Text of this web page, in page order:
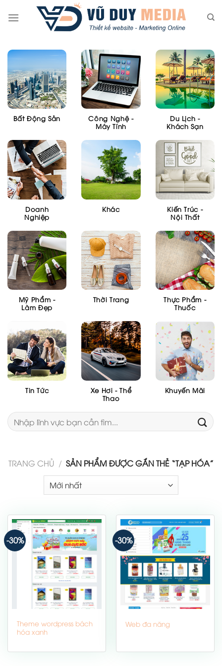
Bất Động Sản
Công Nghệ -
Máy Tính
Du Lịch -
Khách Sạn
Doanh
Nghiệp
Khác
Kiến Trúc -
Nội Thất
Mỹ Phẩm -
Làm Đẹp
Thời Trang
Thực Phẩm -
Thuốc
Tin Tức
Xe Hơi - Thể
Thao
Khuyến Mãi
Tìm
kiếm:
TRANG CHỦ / SẢN PHẨM ĐƯỢC GẮN THẺ “TẠP HÓA”
-30%
Theme wordpress bách
hóa xanh
-30%
Web đa năng